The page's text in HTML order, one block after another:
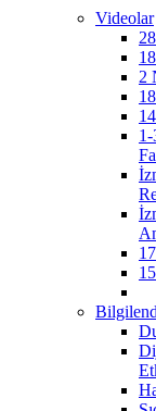
Videolar
2